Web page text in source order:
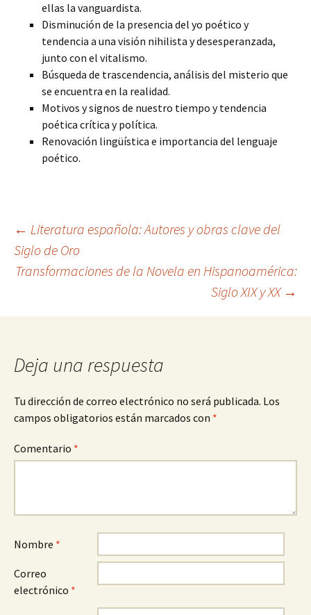
ellas la vanguardista.
Disminución de la presencia del yo poético y
tendencia a una visión nihilista y desesperanzada,
junto con el vitalismo.
Búsqueda de trascendencia, análisis del misterio que
se encuentra en la realidad.
Motivos y signos de nuestro tiempo y tendencia
poética crítica y política.
Renovación lingüística e importancia del lenguaje
poético.
Navegación
de
entradas
← Literatura española: Autores y obras clave del
Siglo de Oro
Transformaciones de la Novela en Hispanoamérica:
Siglo XIX y XX →
Deja una respuesta
Tu dirección de correo electrónico no será publicada. Los
campos obligatorios están marcados con *
Comentario *
Nombre *
Correo
electrónico *